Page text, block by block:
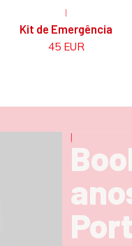
|
Kit de Emergência
45 EUR
|